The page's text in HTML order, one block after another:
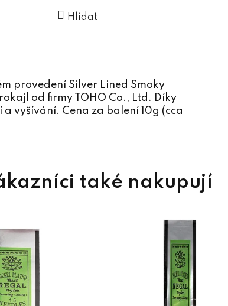
Hlídat
provedení Silver Lined Smoky
od firmy TOHO Co., Ltd. Díky
vyšívání. Cena za balení 10g (cca